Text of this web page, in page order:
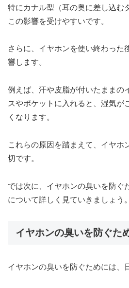
特にカナル型（耳の奥に差し込む
この影響を受けやすいです。
さらに、イヤホンを使い終わった
響します。
例えば、汗や皮脂が付いたままの
スやポケットに入れると、湿気が
くなります。
これらの原因を踏まえて、イヤホ
切です。
では次に、イヤホンの臭いを防ぐ
について詳しく見ていきましょう。
イヤホンの臭いを防ぐた
イヤホンの臭いを防ぐためには、